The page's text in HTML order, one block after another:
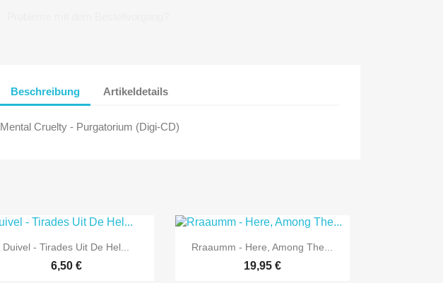
Beschreibung Artikeldetails
Mental Cruelty - Purgatorium (Digi-CD)
 Vorschau
Duivel - Tirades Uit De Hel...
6,50 €
 Vorschau
Rraaumm - Here, Among The...
19,95 €